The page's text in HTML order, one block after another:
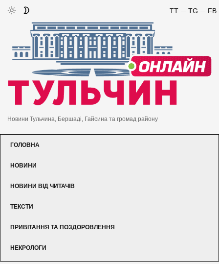
FB
TG
TT
Новини Тульчина, Бершаді, Гайсина та громад району
ГОЛОВНА
НОВИНИ
НОВИНИ ВІД ЧИТАЧІВ
ТЕКСТИ
ПРИВІТАННЯ ТА ПОЗДОРОВЛЕННЯ
НЕКРОЛОГИ